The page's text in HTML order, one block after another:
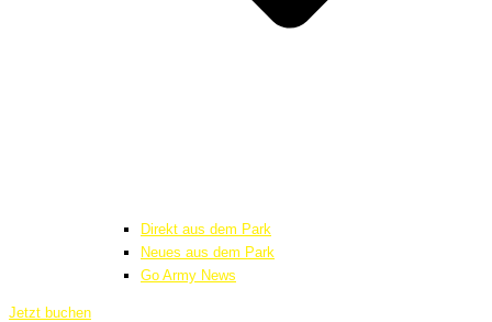
Direkt aus dem Park
Neues aus dem Park
Go Army News
Jetzt buchen